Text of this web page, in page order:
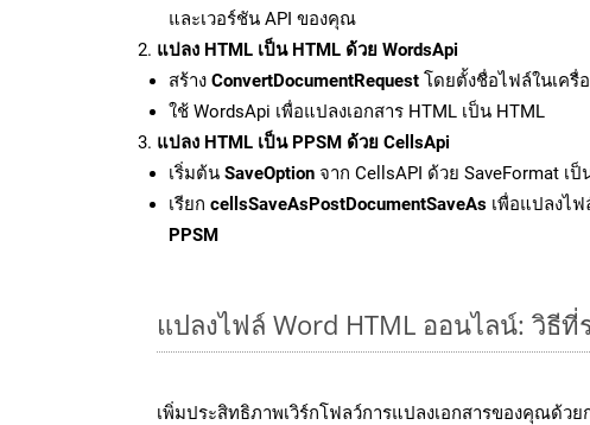
และเวอร์ชัน API ของคุณ
แปลง HTML เป็น HTML ด้วย WordsApi
สร้าง ConvertDocumentRequest โดยตั้งชื่อไฟล์ในเครื่
ใช้ WordsApi เพื่อแปลงเอกสาร HTML เป็น HTML
แปลง HTML เป็น PPSM ด้วย CellsApi
เริ่มต้น SaveOption จาก CellsAPI ด้วย SaveFormat เป็
เรียก cellsSaveAsPostDocumentSaveAs เพื่อแปลงไ
PPSM
แปลงไฟล์ Word HTML ออนไลน์: วิธีที่
เพิ่มประสิทธิภาพเวิร์กโฟลว์การแปลงเอกสารของคุณด้วย